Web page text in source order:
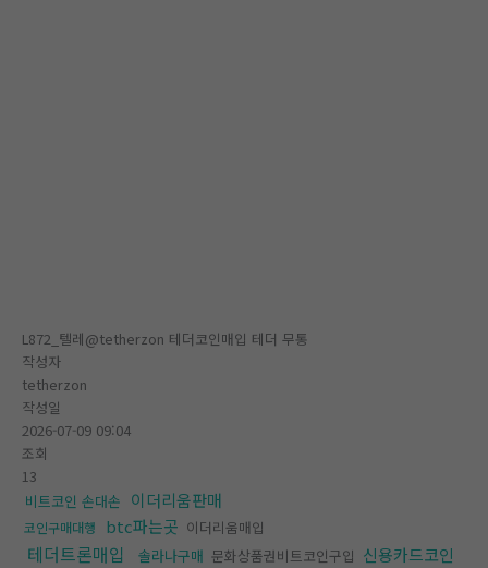
L872_텔레@tetherzon 테더코인매입 테더 무통
작성자
tetherzon
작성일
2026-07-09 09:04
조회
13
비트코인 손대손 이더리움판매
코인구매대행 btc파는곳 이더리움매입
테더트론매입 솔라나구매 문화상품권비트코인구입 신용카드코인